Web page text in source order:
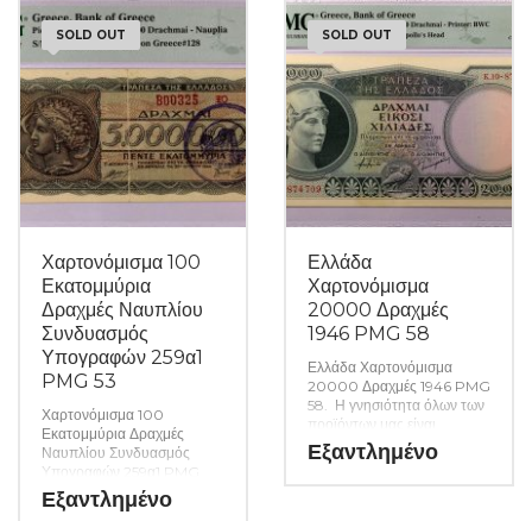
υπάρχουν. (Κωδ. 9887)
υπάρχουν. (Κωδ. 9886)
SOLD OUT
Χαρτονόμισμα 100
Εκατομμύρια
Δραχμές Ναυπλίου
Συνδυασμός
Υπογραφών 259α1
PMG 53
Χαρτονόμισμα 100
Εκατομμύρια Δραχμές
Ναυπλίου Συνδυασμός
Υπογραφών 259α1 PMG
53. Η γνησιότητα όλων των
προϊόντων μας είναι
Εξαντλημένο
SOLD OUT
Ελλάδα
Χαρτονόμισμα
20000 Δραχμές
1946 PMG 58
Ελλάδα Χαρτονόμισμα
20000 Δραχμές 1946 PMG
58. Η γνησιότητα όλων των
προϊόντων μας είναι
εγγυημένη εφ όρου ζωής
ενώ τυχόν ιδιαιτερότητες –
Εξαντλημένο